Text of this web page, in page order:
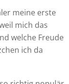
meine erste
mich das
welche Freude
ich da